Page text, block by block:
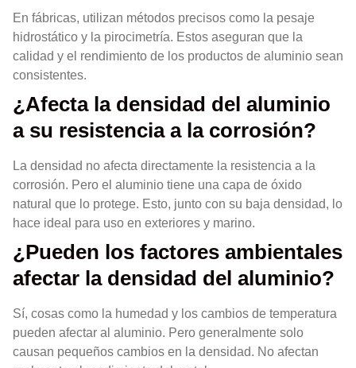
En fábricas, utilizan métodos precisos como la pesaje
hidrostático y la pirocimetría. Estos aseguran que la
calidad y el rendimiento de los productos de aluminio sean
consistentes.
¿Afecta la densidad del aluminio
a su resistencia a la corrosión?
La densidad no afecta directamente la resistencia a la
corrosión. Pero el aluminio tiene una capa de óxido
natural que lo protege. Esto, junto con su baja densidad, lo
hace ideal para uso en exteriores y marino.
¿Pueden los factores ambientales
afectar la densidad del aluminio?
Sí, cosas como la humedad y los cambios de temperatura
pueden afectar al aluminio. Pero generalmente solo
causan pequeños cambios en la densidad. No afectan